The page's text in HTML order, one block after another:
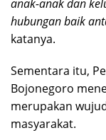
anak-anak dan
hubungan baik
katanya.
Sementara itu,
Bojonegoro
merupakan
masyarakat.